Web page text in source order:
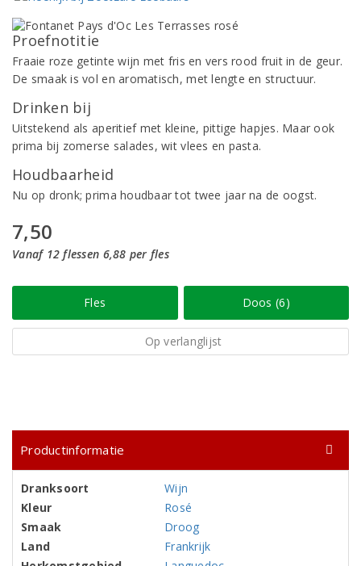
Proefnotitie
Fraaie roze getinte wijn met fris en vers rood fruit in de geur.
De smaak is vol en aromatisch, met lengte en structuur.
Drinken bij
Uitstekend als aperitief met kleine, pittige hapjes. Maar ook
prima bij zomerse salades, wit vlees en pasta.
Houdbaarheid
Nu op dronk; prima houdbaar tot twee jaar na de oogst.
7,50
Vanaf 12 flessen 6,88 per fles
Fles Doos (6)
Op verlanglijst
Productinformatie
Dranksoort
Wijn
Kleur
Rosé
Smaak
Droog
Land
Frankrijk